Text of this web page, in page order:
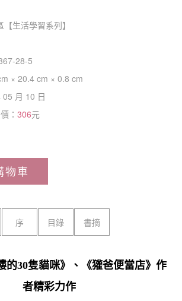
【生活學習系列】
28-5
× 20.4 cm × 0.8 cm
月 10 日
：306元
物車
序 目錄 書摘
的30隻貓咪》、《獾爸便當店》作
者精彩力作